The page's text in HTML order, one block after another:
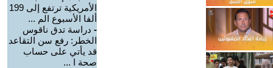
الأمريكية ترتفع إلى 199
ألفا الأسبوع الم ...
- دراسة تدق ناقوس
الخطر: رفع سن التقاعد
قد يأتي على حساب
صحة ا ...